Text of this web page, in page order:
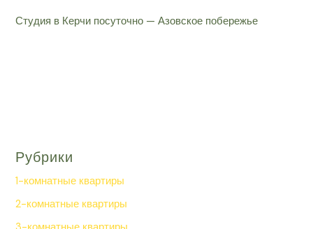
Студия в Керчи посуточно — Азовское побережье
Рубрики
1-комнатные квартиры
2-комнатные квартиры